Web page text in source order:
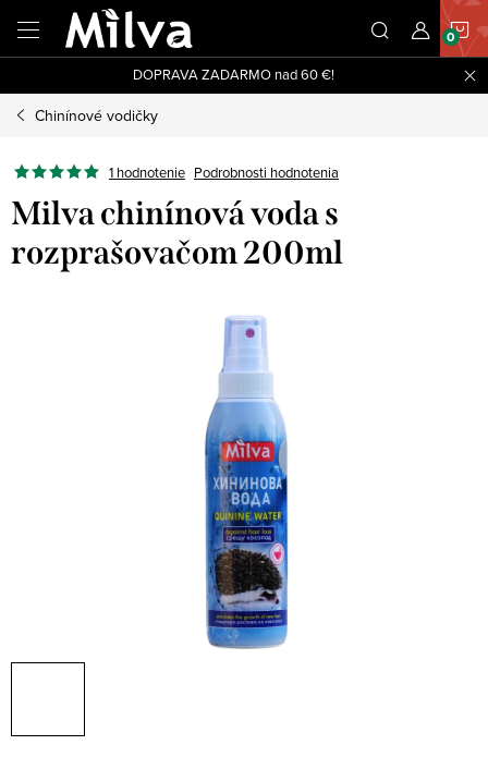
obsah
DOPRAVA ZADARMO nad 60 €!
Chinínové vodičky
1 hodnotenie Podrobnosti hodnotenia
Milva chinínová voda s
rozprašovačom 200ml